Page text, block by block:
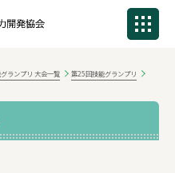
ランプリ 大会一覧 第25回技能グランプリ